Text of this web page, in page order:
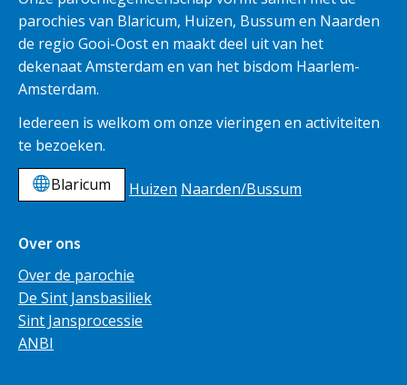
parochies van Blaricum, Huizen, Bussum en Naarden
de regio Gooi-Oost en maakt deel uit van het
dekenaat Amsterdam en van het bisdom Haarlem-
Amsterdam.
Iedereen is welkom om onze vieringen en activiteiten
te bezoeken.
Blaricum
Huizen Naarden/Bussum
Over ons
Over de parochie
De Sint Jansbasiliek
Sint Jansprocessie
ANBI